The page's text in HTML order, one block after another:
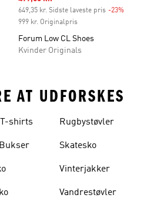
649,35 kr. Sidste laveste pris -23%
999 kr. Originalpris
Forum Low CL Shoes
Kvinder Originals
AT UDFORSKES
shirts Rugbystøvler
Skatesko
Vinterjakker
Vandrestøvler